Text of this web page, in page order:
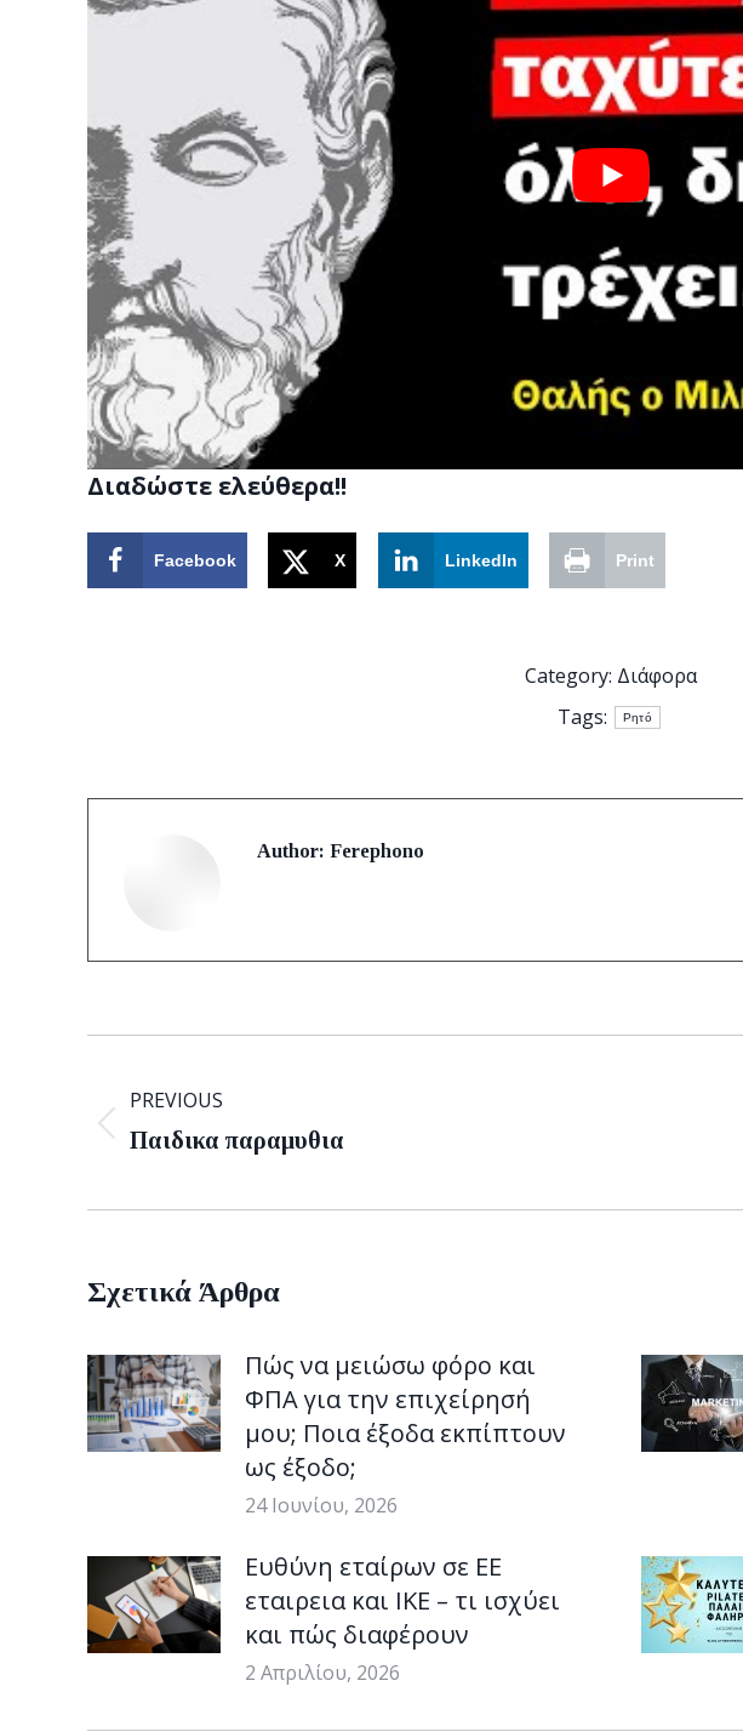
Διαδώστε ελεύθερα!!
Facebook X LinkedIn Print
Category: Διάφορα
Tags:
Ρητό
Author: Ferephono
navigation
PREVIOUS
Previous
Παιδικα παραμυθια
Σχετικά Άρθρα
Πώς να μειώσω φόρο και
ΦΠΑ για την επιχείρησή
μου; Ποια έξοδα εκπίπτουν
ως έξοδο;
24 Ιουνίου, 2026
Ευθύνη εταίρων σε ΕΕ
εταιρεια και ΙΚΕ – τι ισχύει
και πώς διαφέρουν
2 Απριλίου, 2026